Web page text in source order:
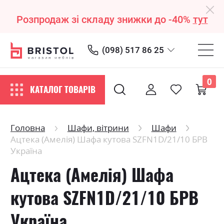
Розпродаж зі складу знижки до -40% тут
(098) 517 86 25
КАТАЛОГ ТОВАРІВ
0
Головна Шафи, вітрини
Шафи
Ацтека (Амелія) Шафа кутова SZFN1D/21/10 БРВ
Україна
Ацтека (Амелія) Шафа
кутова SZFN1D/21/10 БРВ